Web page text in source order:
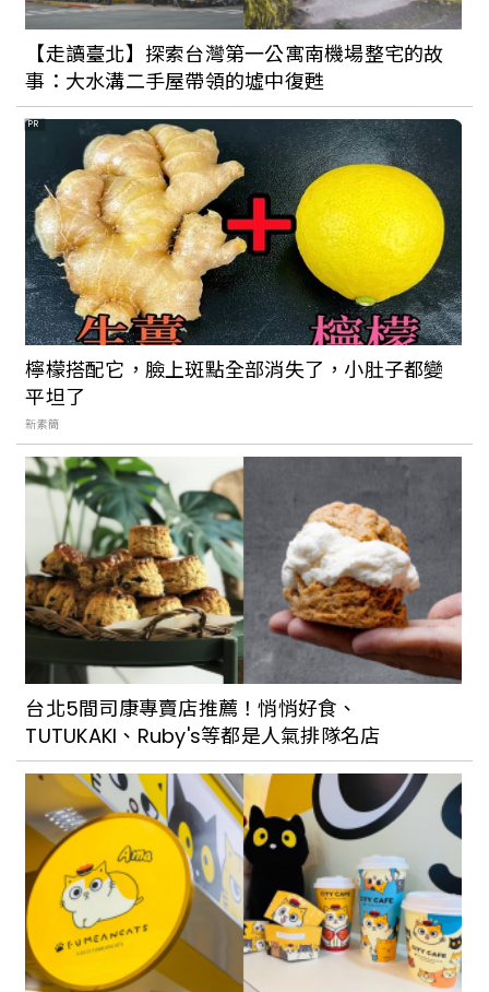
【走讀臺北】探索台灣第一公寓南機場整宅的故
事：大水溝二手屋帶領的墟中復甦
PR
檸檬搭配它，臉上斑點全部消失了，小肚子都變
平坦了
新素簡
台北5間司康專賣店推薦！悄悄好食、
TUTUKAKI、Ruby's等都是人氣排隊名店